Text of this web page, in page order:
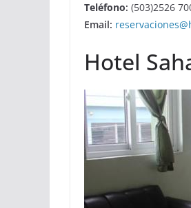
Teléfono: (503)2526
Email:
Hotel